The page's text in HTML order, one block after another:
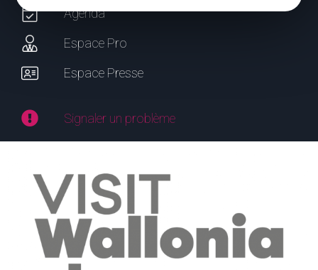
Agenda
Espace Pro
Espace Presse
Signaler un problème